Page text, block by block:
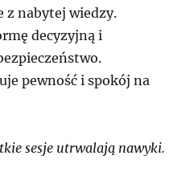
z nabytej wiedzy.
decyzyjną i
pewność i spokój na
sesje utrwalają nawyki.